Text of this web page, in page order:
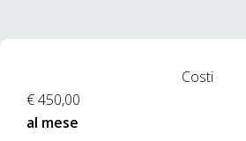
Costi
€ 450,00
al mese